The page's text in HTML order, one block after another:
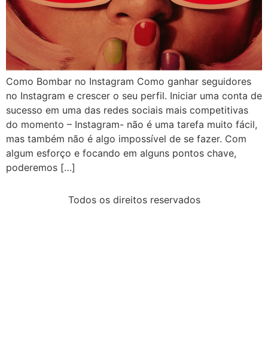
Como Bombar no Instagram Como ganhar seguidores
no Instagram e crescer o seu perfil. Iniciar uma conta de
sucesso em uma das redes sociais mais competitivas
do momento – Instagram- não é uma tarefa muito fácil,
mas também não é algo impossível de se fazer. Com
algum esforço e focando em alguns pontos chave,
poderemos […]
Todos os direitos reservados